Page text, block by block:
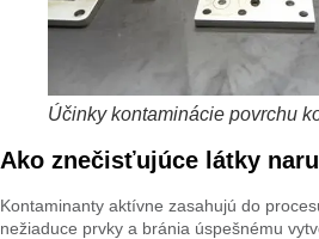
Účinky kontaminácie povrchu
Ako znečisťujúce látky
Kontaminanty aktívne zasahujú do
nežiaduce prvky a bránia úspešnému